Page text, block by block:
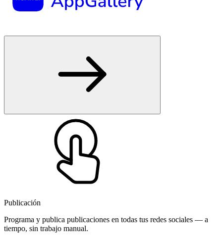
Publicación
Programa y publica publicaciones en todas tus redes sociales — a
tiempo, sin trabajo manual.